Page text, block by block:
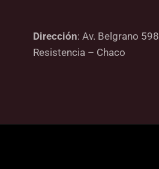
Dirección: Av. Belgrano 598
Resistencia – Chaco